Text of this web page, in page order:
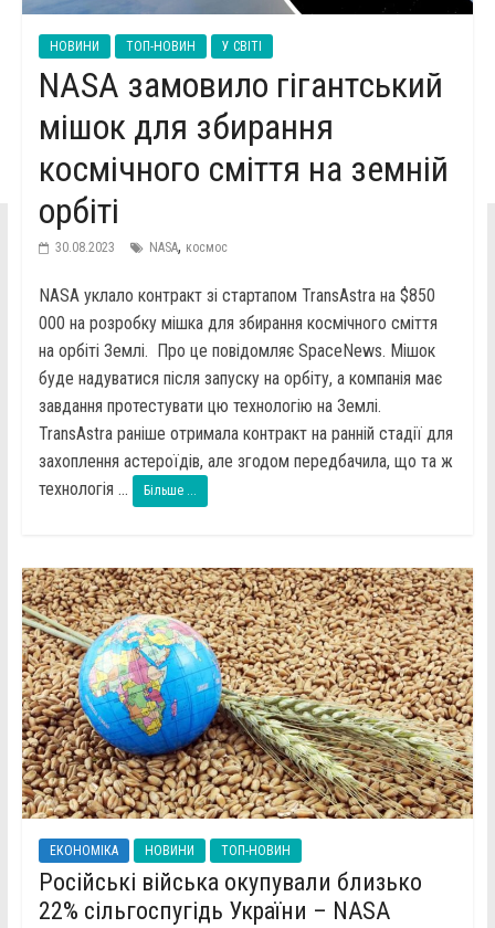
НОВИНИ ТОП-НОВИН У СВІТІ
NASA замовило гігантський
мішок для збирання
космічного сміття на земній
орбіті
30.08.2023 NASA, космос
NASA уклало контракт зі стартапом TransAstra на $850
000 на розробку мішка для збирання космічного сміття
на орбіті Землі. Про це повідомляє SpaceNews. Мішок
буде надуватися після запуску на орбіту, а компанія має
завдання протестувати цю технологію на Землі.
TransAstra раніше отримала контракт на ранній стадії для
захоплення астероїдів, але згодом передбачила, що та ж
технологія ...
Більше ...
ЕКОНОМІКА НОВИНИ ТОП-НОВИН
Російські війська окупували близько
22% сільгоспугідь України – NASA